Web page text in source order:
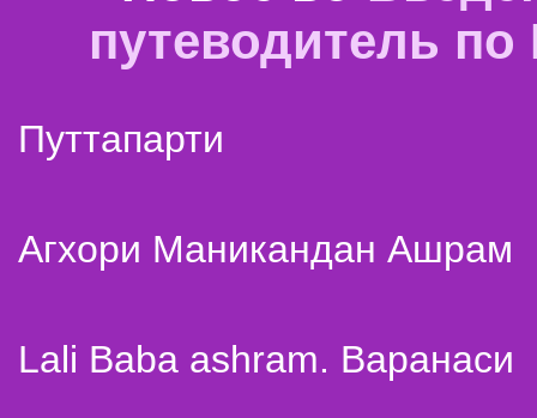
путеводитель
Путтапарти
Агхори Маникандан Ашрам
Lali Baba ashram. Варанаси